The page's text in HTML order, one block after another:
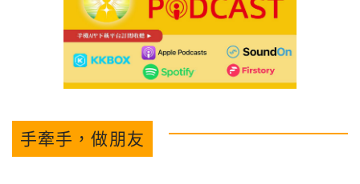
手牽手，做朋友